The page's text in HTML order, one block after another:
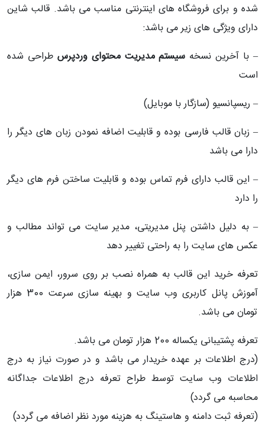
شده و برای فروشگاه های اینترنتی مناسب می باشد. قالب شاین
دارای ویژگی های زیر می باشد:
– با آخرین نسخه سیستم مدیریت محتوای وردپرس طراحی شده
است
– ریسپانسیو (سازگار با موبایل)
– زبان قالب فارسی بوده و قابلیت اضافه نمودن زبان های دیگر را
دارا می باشد
– این قالب دارای فرم تماس بوده و قابلیت ساختن فرم های دیگر
را دارد
– به دلیل داشتن پنل مدیریتی، مدیر سایت می تواند مطالب و
عکس های سایت را به راحتی تغییر دهد
تعرفه خرید این قالب به همراه نصب بر روی سرور، ایمن سازی،
آموزش پانل کاربری وب سایت و بهینه سازی سرعت 300 هزار
تومان می باشد.
تعرفه پشتیبانی یکساله 200 هزار تومان می باشد.
(درج اطلاعات بر عهده خریدار می باشد و در صورت نیاز به درج
اطلاعات وب سایت توسط طراح تعرفه درج اطلاعات جداگانه
محاسبه می گردد)
(تعرفه ثبت دامنه و هاستینگ به هزینه مورد نظر اضافه می گردد)